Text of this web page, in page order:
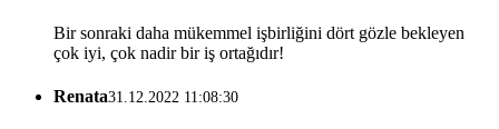
Bir sonraki daha mükemmel işbirliğini dört gözle bekleyen
çok iyi, çok nadir bir iş ortağıdır!
Renata31.12.2022 11:08:30